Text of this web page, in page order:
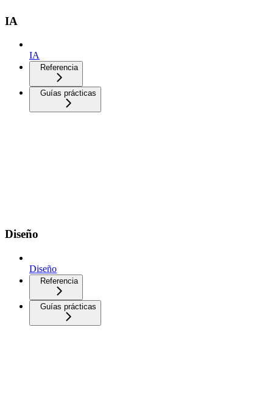
IA
IA
Referencia
Guías prácticas
Diseño
Diseño
Referencia
Guías prácticas